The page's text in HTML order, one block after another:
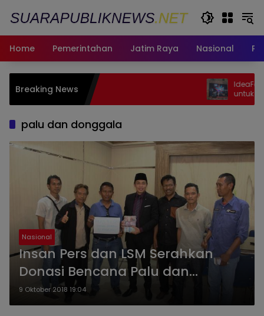
Home
Pemerintahan Jatim Raya Nasional
Breaking News
IdeaFest SUB 2026
untuk Perkuat Ekosistem
Timur
palu dan donggala
Nasional
Insan Pers dan LSM Serahkan
Donasi Bencana Palu dan
Donggala ke Pemkab Tanbu
9 Oktober 2018 19:04